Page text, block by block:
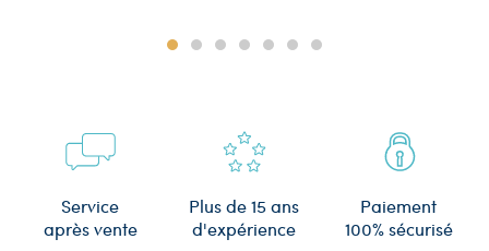
Service
après vente
Plus de 15 ans
d'expérience
Paiement
100% sécurisé